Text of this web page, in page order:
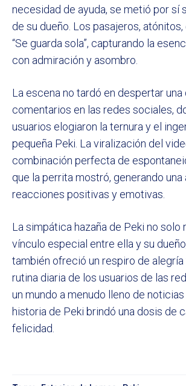
necesidad de ayuda, se metió por sí
de su dueño. Los pasajeros,
“Se guarda sola”, capturando la
con admiración y asombro.
La escena no tardó en despertar una
comentarios en las redes sociales,
usuarios elogiaron la ternura y el
pequeña Peki. La viralización del
combinación perfecta de
que la perrita mostró, generando una
reacciones positivas y emotivas.
La simpática hazaña de Peki no solo
vínculo especial entre ella y su
también ofreció un respiro de alegría
rutina diaria de los usuarios de las
un mundo a menudo lleno de noticias
historia de Peki brindó una dosis de
felicidad.